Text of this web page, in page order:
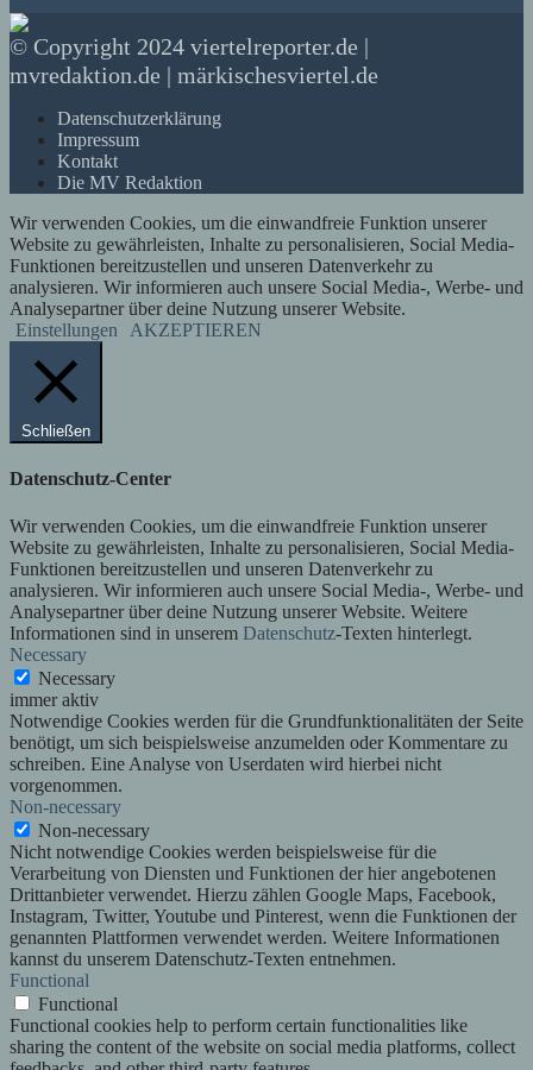
© Copyright 2024 viertelreporter.de |
mvredaktion.de | märkischesviertel.de
Datenschutzerklärung
Impressum
Kontakt
Die MV Redaktion
Wir verwenden Cookies, um die einwandfreie Funktion unserer
Website zu gewährleisten, Inhalte zu personalisieren, Social Media-
Funktionen bereitzustellen und unseren Datenverkehr zu
analysieren. Wir informieren auch unsere Social Media-, Werbe- und
Analysepartner über deine Nutzung unserer Website.
Einstellungen
AKZEPTIEREN
Schließen
Datenschutz-Center
Wir verwenden Cookies, um die einwandfreie Funktion unserer
Website zu gewährleisten, Inhalte zu personalisieren, Social Media-
Funktionen bereitzustellen und unseren Datenverkehr zu
analysieren. Wir informieren auch unsere Social Media-, Werbe- und
Analysepartner über deine Nutzung unserer Website. Weitere
Informationen sind in unserem Datenschutz-Texten hinterlegt.
Necessary
Necessary
immer aktiv
Notwendige Cookies werden für die Grundfunktionalitäten der Seite
benötigt, um sich beispielsweise anzumelden oder Kommentare zu
schreiben. Eine Analyse von Userdaten wird hierbei nicht
vorgenommen.
Non-necessary
Non-necessary
Nicht notwendige Cookies werden beispielsweise für die
Verarbeitung von Diensten und Funktionen der hier angebotenen
Drittanbieter verwendet. Hierzu zählen Google Maps, Facebook,
Instagram, Twitter, Youtube und Pinterest, wenn die Funktionen der
genannten Plattformen verwendet werden. Weitere Informationen
kannst du unserem Datenschutz-Texten entnehmen.
Functional
Functional
Functional cookies help to perform certain functionalities like
sharing the content of the website on social media platforms, collect